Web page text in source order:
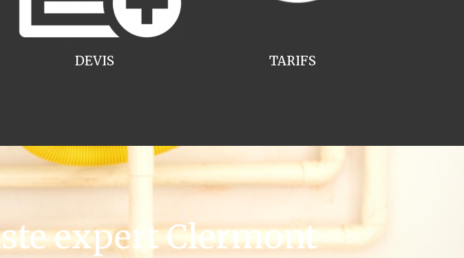
TARIFS
DEVIS
expert Clermont